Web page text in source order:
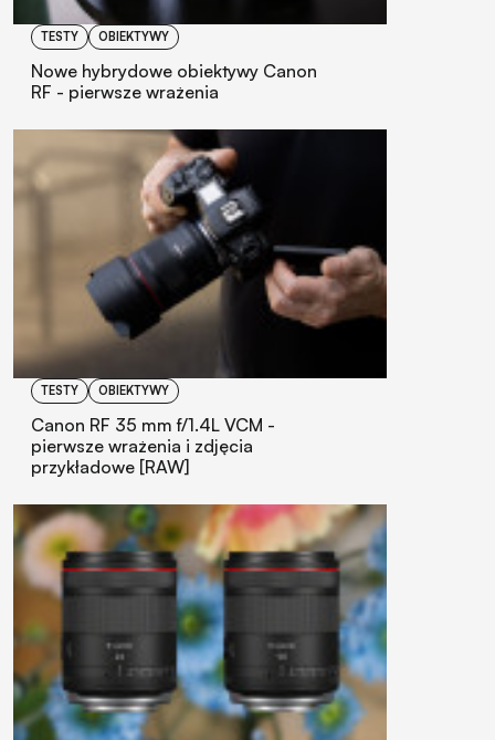
TESTY OBIEKTYWY
Nowe hybrydowe obiektywy Canon
RF - pierwsze wrażenia
TESTY OBIEKTYWY
Canon RF 35 mm f/1.4L VCM -
pierwsze wrażenia i zdjęcia
przykładowe [RAW]